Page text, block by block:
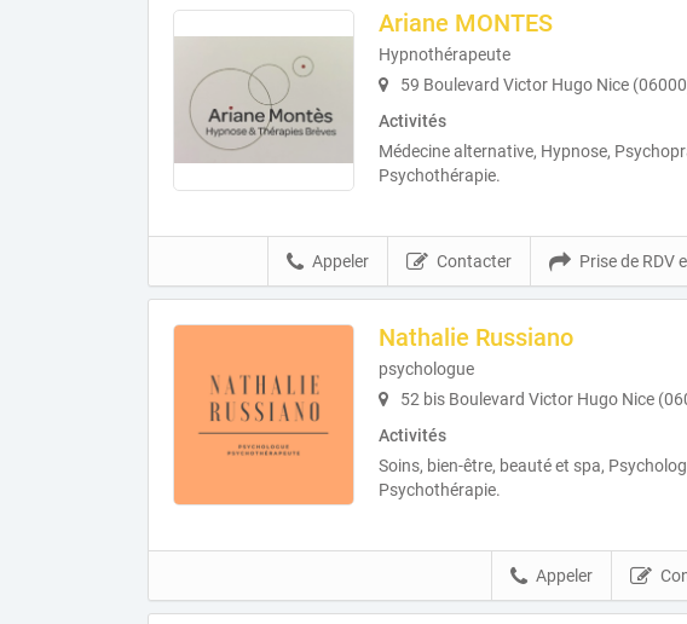
Ariane MONTES
Hypnothérapeute
59 Boulevard Victor Hugo Nice
Activités
Médecine alternative, Hypnose,
Psychothérapie.
Prise de RDV
Contacter
Appeler
Nathalie Russiano
psychologue
52 bis Boulevard Victor Hugo Nice
Activités
Soins, bien-être, beauté et spa,
Psychothérapie.
Appeler